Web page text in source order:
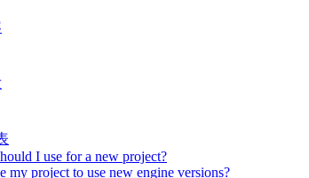
I use for a new project?
my project to use new engine versions?